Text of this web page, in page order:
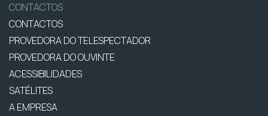
CONTACTOS
CONTACTOS
PROVEDORA DO TELESPECTADOR
PROVEDORA DO OUVINTE
ACESSIBILIDADES
SATÉLITES
A EMPRESA